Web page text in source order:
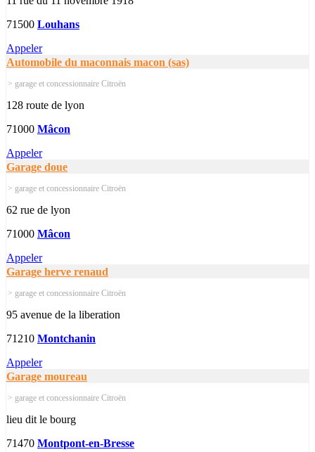
71500 Louhans
Appeler
Automobile du maconnais macon (sas)
> garage et concessionnaire Citroën
128 route de lyon
71000 Mâcon
Appeler
Garage doue
> garage et concessionnaire Citroën
62 rue de lyon
71000 Mâcon
Appeler
Garage herve renaud
> garage et concessionnaire Citroën
95 avenue de la liberation
71210 Montchanin
Appeler
Garage moureau
> garage et concessionnaire Citroën
lieu dit le bourg
71470 Montpont-en-Bresse